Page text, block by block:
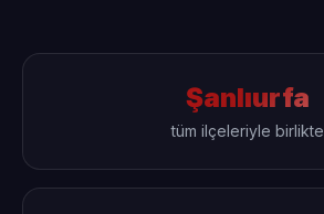
Şanlıurfa
tüm ilçeleriyle birlikte